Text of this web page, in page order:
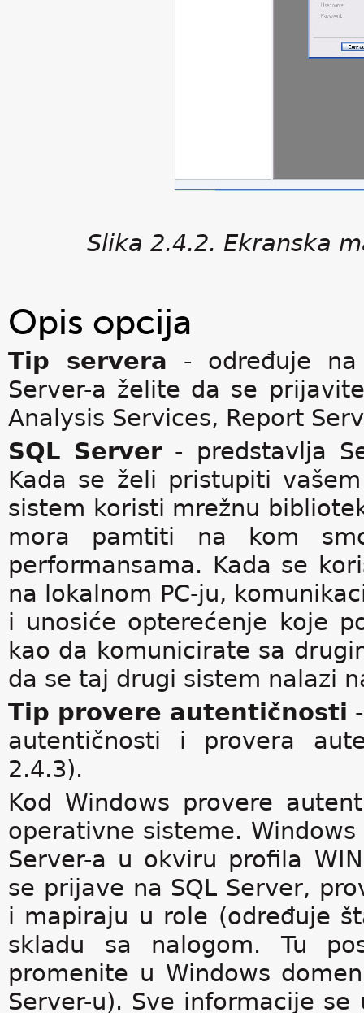
Slika 2.4.2. Ekranska
Opis opcija
Tip servera - određuje na
Server-a želite da se
Analysis Services, Report
SQL Server- predstavlja
Kada se želi pristupiti
sistem koristi mrežnu
mora pamtiti na kom
performansama. Kada se
na lokalnom PC-ju,
i unosiće opterećenje koje
kao da komunicirate sa
da se taj drugi sistem nalazi
Tip provere autentičnosti
autentičnosti i provera
2.4.3).
Kod Windows provere
operativne sisteme.
Server-a u okviru profila
se prijave na SQL Server,
i mapiraju u role (određuje
skladu sa nalogom. Tu
promenite u Windows
Server-u). Sve informacije